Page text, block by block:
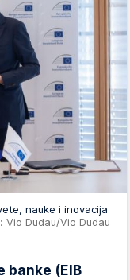
nauke i inovacija
Vio Dudau/Vio Dudau
banke (EIB